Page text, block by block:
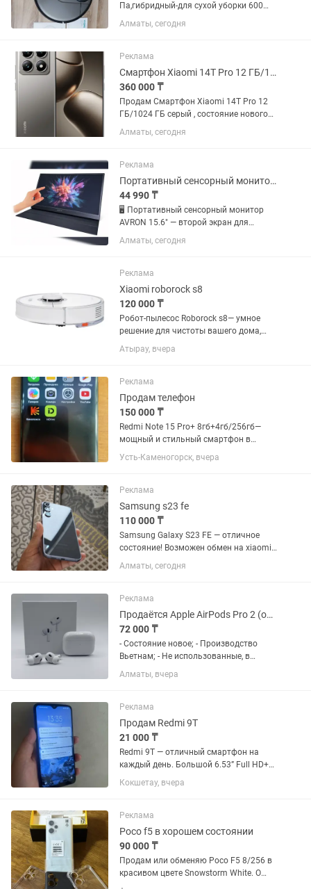
Па,гибридный-для сухой уборки 600
мл,влажная 560
мл,безсшумный,управление со
3200mAh,вес 3.27kg.
Алматы, сегодня
Реклама
Смартфон Xiaomi 14T Pro 12 ГБ/1024 ГБ серый
360 000 ₸
Продам Смартфон Xiaomi 14T Pro 12
ГБ/1024 ГБ серый , состояние нового
полный комплект. Только продажа,
обмен не интересен
Алматы, сегодня
Реклама
Портативный сенсорный монитор AVRON 15.6 второй экран для работы
44 990 ₸
🖥 Портативный сенсорный монитор
AVRON 15.6" — второй экран для
работы, игр и смартфона! Нужен
дополнительный экран, который
AVRON 15.6" легко подключается к...
Алматы, сегодня
Реклама
Xiaomi roborock s8
120 000 ₸
Робот-пылесос Roborock s8— умное
решение для чистоты вашего дома,
объединяющее высокую мощность
всасывания и инновационные
Особенности: •✅ Мощность
всасывания 4200...
Атырау, вчера
Реклама
Продам телефон
150 000 ₸
Redmi Note 15 Pro+ 8гб+4гб/256гб—
мощный и стильный смартфон в
отличном состоянии. Телефону 2
недели, продается в связи с тем что
зарядка,документы, чек имееться
Усть-Каменогорск, вчера
Реклама
Samsung s23 fe
110 000 ₸
Samsung Galaxy S23 FE — отличное
состояние! Возможен обмен на xiaomi
13, 14, oneplas 11,12, poxo x8, pixel 7 pro
с моей доплатой 📱 Продаю Samsung
исправен, работает...
Алматы, сегодня
Реклама
Продаётся Apple AirPods Pro 2 (оригинал)
72 000 ₸
- Состояние новое; - Производство
Вьетнам; - Не использованные, в
чистом виде (все видно на фото); -
Продукт можно использовать и со
(Samsung, Xiaomi, Realme и т.п.); - В...
Алматы, вчера
Реклама
Продам Redmi 9T
21 000 ₸
Redmi 9T — отличный смартфон на
каждый день. Большой 6.53” Full HD+
экран, мощная батарея 6000 мА·ч
(держит заряд очень хорошо],
бесконтактной оплаты и
производительный...
Кокшетау, вчера
Реклама
Poco f5 в хорошем состоянии
90 000 ₸
Продам или обменяю Poco F5 8/256 в
красивом цвете Snowstorm White. О
смартфоне: Состояние: Отличное,